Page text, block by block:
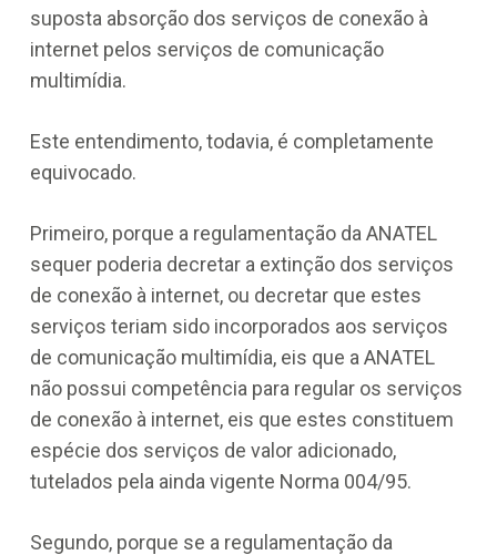
suposta absorção dos serviços de conexão à
internet pelos serviços de comunicação
multimídia.
Este entendimento, todavia, é completamente
equivocado.
Primeiro, porque a regulamentação da ANATEL
sequer poderia decretar a extinção dos serviços
de conexão à internet, ou decretar que estes
serviços teriam sido incorporados aos serviços
de comunicação multimídia, eis que a ANATEL
não possui competência para regular os serviços
de conexão à internet, eis que estes constituem
espécie dos serviços de valor adicionado,
tutelados pela ainda vigente Norma 004/95.
Segundo, porque se a regulamentação da